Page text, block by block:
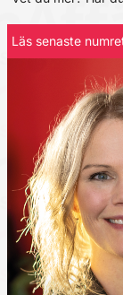
Läs senaste